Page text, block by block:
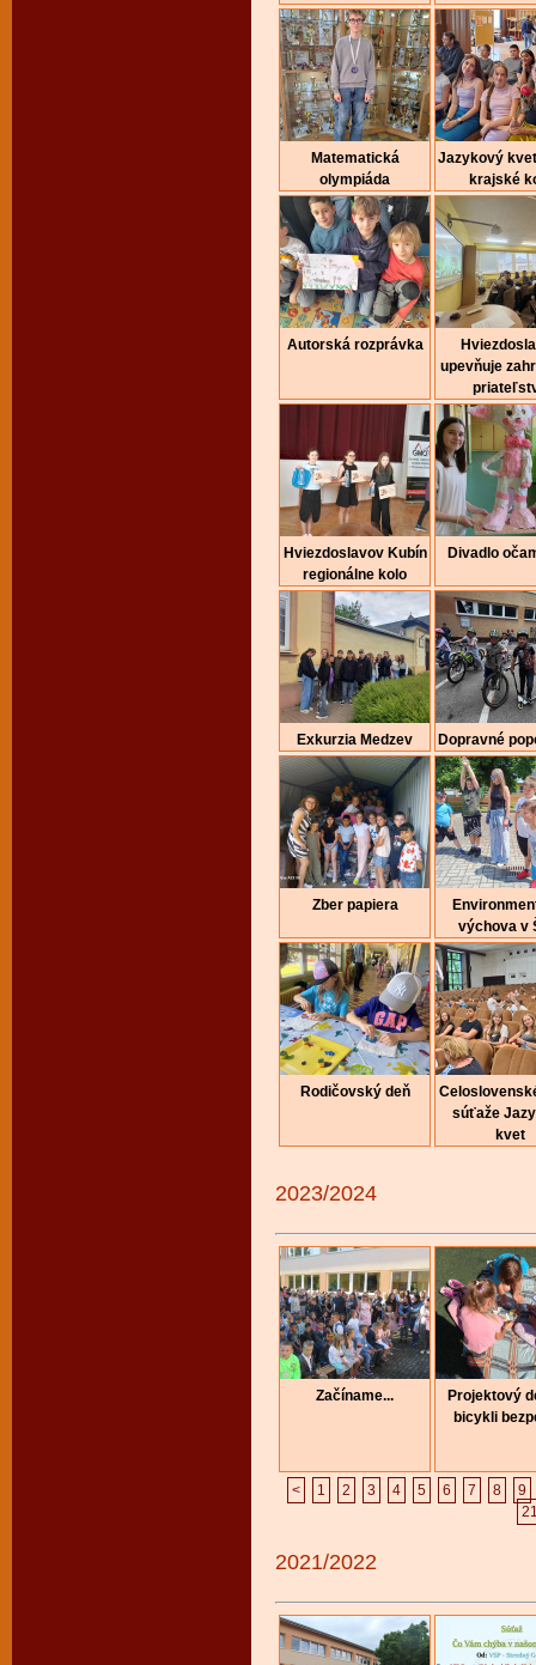
Matematická
olympiáda
Jazykový
krajské
Autorská rozprávka
upevňuje
Hviezdoslavov Kubín
regionálne kolo
Divadlo
Exkurzia Medzev Dopravné
Zber papiera
výchova v
Rodičovský deň
súťaže
kvet
2023/2024
Začíname...
Projektový
bicykli
< 1 2 3 4 5 6 7 8
9
2021/2022